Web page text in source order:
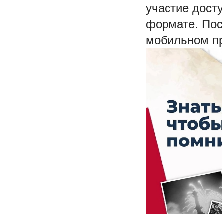
участие
формате.
мобильном